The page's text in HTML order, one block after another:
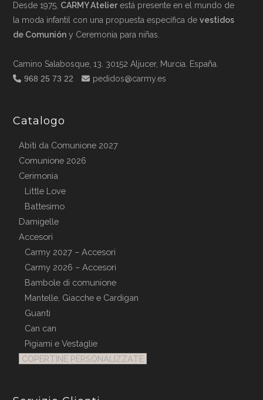
Desde 1975, CARMY Atelier está presente en el mundo de
la moda infantil con una propuesta específica devestidos
de Comunión y Ceremonia para niñas.
Camino Salabosque, 13. 30152 Aljucer, Murcia. España.
968 25 73 22
pedidos@carmy.es
Catalogo
Abiti da Comunione 2027
Comunione 2026
Cerimonia
Little Love
Battesimo
Damigelle
Accesori
Carmy 2027 – Accesori
Carmy 2026 – Accesori
Bambole di comunione
Mantelle, Giacche e Cardigan
Guanti
Can can
Pigiami e Vestaglie
COPERTINE PERSONALIZZATE